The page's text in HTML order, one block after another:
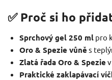
✅ Proč si ho
Sprchový gel 250 ml pro
Oro & Spezie vůně s
Zlatá řada Oro & Spezie
Praktické zaklapávací